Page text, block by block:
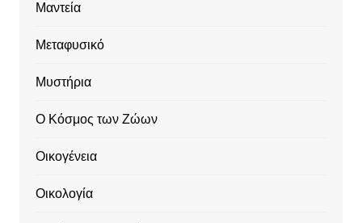
Μαντεία
Μεταφυσικό
Μυστήρια
Ο Κόσμος των Ζώων
Οικογένεια
Οικολογία